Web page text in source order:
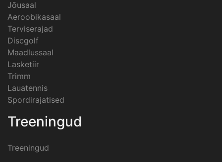
Jõusaal
Aeroobikasaal
Terviserajad
Discgolf
Maadlussaal
Lasketiir
Trimm
Lauatennis
Spordirajatised
Treeningud
Treeningud